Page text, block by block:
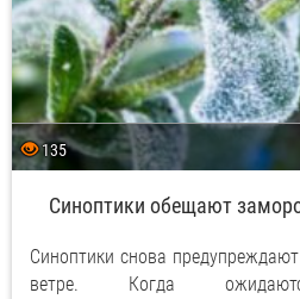
135
Синоптики обещают
Синоптики снова
ветре. Когда